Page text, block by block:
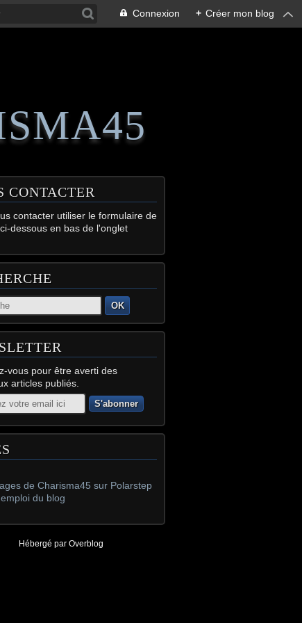
Connexion + Créer mon blog
CONTACTER
contacter utiliser le formulaire de
dessous en bas de l'onglet
OK
vous pour être averti des
articles publiés.
de Charisma45 sur Polarstep
du blog
Hébergé par Overblog